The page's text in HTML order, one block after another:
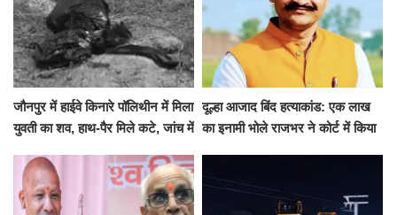
जौनपुर में हाईवे किनारे पॉलिथीन में मिला
युवती का शव, हाथ-पैर मिले कटे, जांच में
दूल्हा आजाद बिंद हत्याकांड: एक लाख
का इनामी भोले राजभर ने कोर्ट में किया